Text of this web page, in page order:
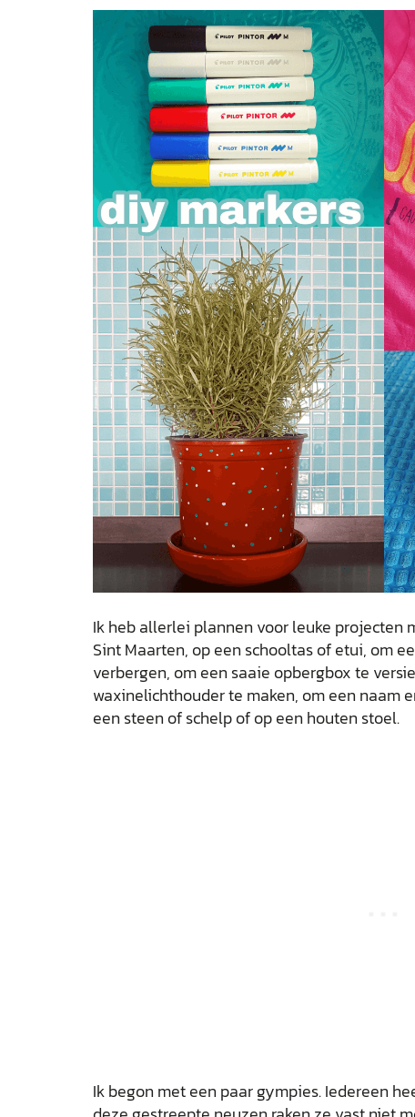
Ik heb allerlei plannen voor leuke projecten
Sint Maarten, op een schooltas of etui, om
verbergen, om een saaie opbergbox te
waxinelichthouder te maken, om een naam
een steen of schelp of op een houten stoel.
Ik begon met een paar gympies. Iedereen